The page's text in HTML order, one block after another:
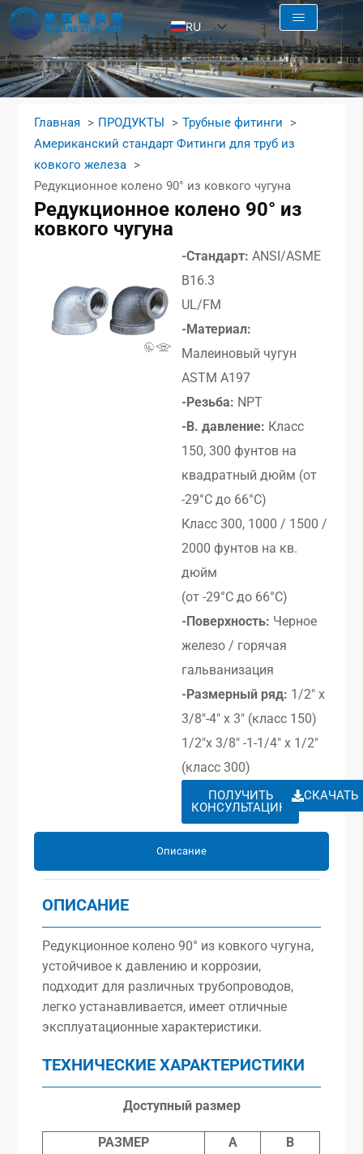
RU
EN
AR
ES
Главная ПРОДУКТЫ
Трубные фитинги
Американский стандарт Фитинги для труб из
ковкого железа
Редукционное колено 90° из ковкого чугуна
Редукционное колено 90° из
ковкого чугуна
-Стандарт: ANSI/ASME
B16.3
UL/FM
-Материал:
Малеиновый чугун
ASTM A197
-Резьба: NPT
-В. давление: Класс
150, 300 фунтов на
квадратный дюйм (от
-29°C до 66°C)
Класс 300, 1000 / 1500 /
2000 фунтов на кв.
дюйм
(от -29°C до 66°C)
-Поверхность: Черное
железо / горячая
гальванизация
-Размерный ряд: 1/2″ x
3/8″-4″ x 3″ (класс 150)
1/2″x 3/8″ -1-1/4″ x 1/2″
(класс 300)
ПОЛУЧИТЬ
КОНСУЛЬТАЦИЮ
СКАЧАТЬ
Описание
ОПИСАНИЕ
Редукционное колено 90° из ковкого чугуна,
устойчивое к давлению и коррозии,
подходит для различных трубопроводов,
легко устанавливается, имеет отличные
эксплуатационные характеристики.
ТЕХНИЧЕСКИЕ ХАРАКТЕРИСТИКИ
Доступный размер
РАЗМЕР A B